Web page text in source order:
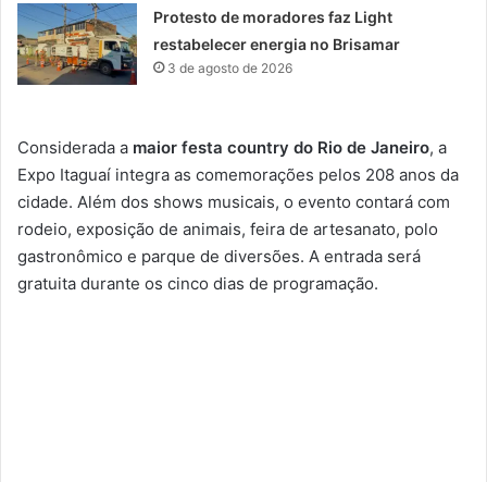
Protesto de moradores faz Light
restabelecer energia no Brisamar
3 de agosto de 2026
Considerada a maior festa country do Rio de Janeiro, a
Expo Itaguaí integra as comemorações pelos 208 anos da
cidade. Além dos shows musicais, o evento contará com
rodeio, exposição de animais, feira de artesanato, polo
gastronômico e parque de diversões. A entrada será
gratuita durante os cinco dias de programação.